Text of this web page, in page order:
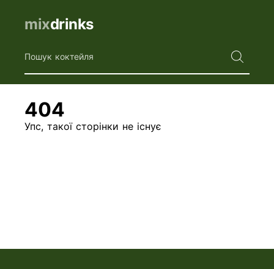
mixdrinks
Пошук коктейля
404
Упс, такої сторінки не існує